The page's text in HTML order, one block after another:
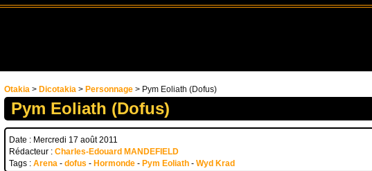
Otakia > Dicotakia > Personnage > Pym Eoliath (Dofus)
Pym Eoliath (Dofus)
Date : Mercredi 17 août 2011
Rédacteur : Charles-Edouard MANDEFIELD
Tags : Arena - dofus - Hormonde - Pym Eoliath - Wyd Krad